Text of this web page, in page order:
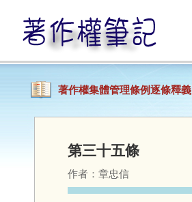
著作權集體管理條例逐條釋義
第三十五條
作者： 章忠信